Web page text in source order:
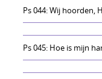
Ps 044: Wij hoorden,
Ps 045: Hoe is mijn